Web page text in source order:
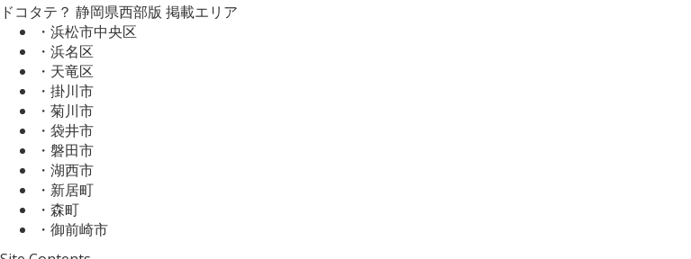
ドコタテ？ 静岡県西部版 掲載エリア
・浜松市中央区
・浜名区
・天竜区
・掛川市
・菊川市
・袋井市
・磐田市
・湖西市
・新居町
・森町
・御前崎市